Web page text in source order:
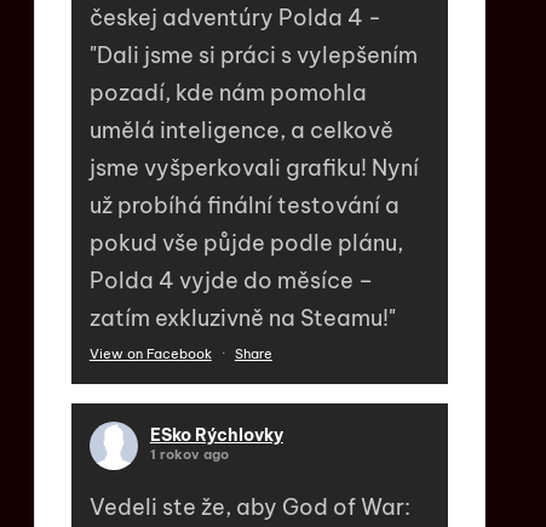
českej adventúry Polda 4 -
"Dali jsme si práci s vylepšením
pozadí, kde nám pomohla
umělá inteligence, a celkově
jsme vyšperkovali grafiku! Nyní
už probíhá finální testování a
pokud vše půjde podle plánu,
Polda 4 vyjde do měsíce –
zatím exkluzivně na Steamu!"
View on Facebook · Share
ESko Rýchlovky
1 rokov ago
Vedeli ste že, aby God of War: